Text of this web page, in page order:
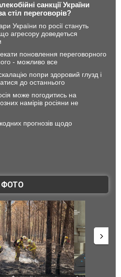
санкції України
стіл переговорів?
України по росії стануть
агресору доведеться
поновлення переговорного
- можливо все
попри здоровий глузд і
до останнього
може погодитись на
намірів росіяни не
прогнозів щодо
ФОТО